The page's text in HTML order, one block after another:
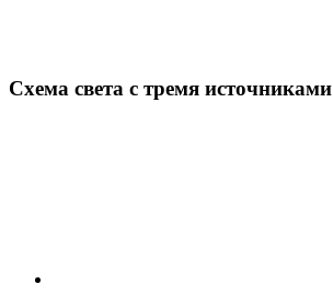
Схема света с тремя источниками